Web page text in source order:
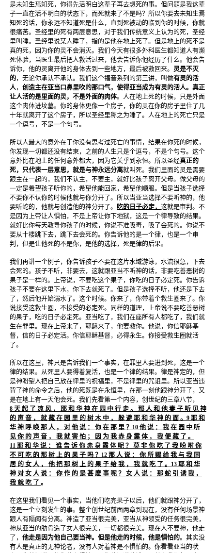
是未知生焉知死，你得先活明白这辈子再去想死的事。但问题是我这辈
子一直在活不明白的状态下，而死就来了不是吗？所以你要去未知生焉
知死的话，你永远不知道死是什么，直到死被动的临到你的时候，你就
很痛苦。圣经里的死有两层意思，对于我们传统意义上认为的死，圣经
里叫睡。圣经里说某人睡了，指的是他在地上死了。但是地上的死不是
真的死，因为你的灵不会消灭。我们今天有很多外科医生都知道人有濒
死体验，当医生最后把人救活过来，他会告诉你他经历了什么。他会告
诉你，他的灵离开他的身体去到一些地方，最后被救回来。 灵是不灭
的，无论你承认不承认。我们这个福音系列的第三讲，叫做有灵的活
人， 创造主在亚当口鼻里吹的那口气，使得亚当成为有灵的活人。真正
让人活的是里面的灵，不是外面的肉体。人在地上死的时候，只是外面
这个肉体进坟墓。你的身体更像一个房子，你的灵在你的房子里住了几
十年就离开了这个房子，所以圣经里称之为睡了。人在地上的死亡只是
一个逗号，不是一个句号。
所以人最大的意外在于你没有思考过死亡的事情，结果在你死的时候，
你发现一切都还没有结束，之前的人生只是个逗号，不是个句号。这个
意外比在地上的任何意外都大，因为它关乎到永恒。所以圣经真正的
死，只代表一层意思，就是与神永远分离就叫死。我们里面的灵是需要
跟主在一起的，我们不认主，不要主，就好比孩子离开父母。做父母的
一定是希望孩子听你的，希望他能回家，希望他顺服。但是当孩子选择
不要你不认你的时候他就与你分开了。所以当亚当选择不要听神的，他
要听蛇的，他就与创造他的神分开了。 吃的日子必定， 这就是审判。不
是因为上帝让人惧怕，不是上帝让你下地狱，这是一个律导致的结果。
就好比你每天教导你孩子的时候，你说不准吸毒，吸了会死的。你说不
要从十楼跳下去，跳下去会死的。你告诉他的是一个律，也是一个审
判，但是让他死的不是你，是他的选择，死是律的后果。
我们再讲一个例子，你告诉孩子不要在这片水域游泳，水流很急，下去
会死的。孩子不听，非要去，这就跟亚当不听神的话，非要吃善恶树的
果子是一样的。上帝说，不要吃这个果子，你吃的日子必定死。你告诉
孩子不要在这里下水，你下去就死了。但是孩子选择不听，他还是下去
了，然后他开始溺水了。这个时候。你来了，你带着个救生圈来了。你
说接受这救生圈，不接受的必定死。同样的道理，上帝说不要吃善恶树
的果子，吃的日子必定死。亚当吃了，我们在座所有人都吃了，我们就
生在罪里。现在上帝来了，耶稣来了，他要救你。他说，你信耶稣基
督，信的日子必定活。你信耶稣基督，必得永生。你接受救生圈就活
了。
所以在这里，神只是告诉我们一个事实，在罪里人要进到死，这是一个
律的结果。从死里人要得着复活，也是一个律的结果。律是神定的，但
是神盼望人把自己放在律里的祝福里，不是律里的咒诅里。所以亚当违
背了神的命令之后，他的死既是在永恒里，在那一刻他跟神分开了，又
是在地上有一天他会死。我们先看第一个内容，创世纪的三章八节，
8 天 起 了 凉 风 ， 耶 和 华 神 在 园 中 行 走 。 那 人 和 他 妻 子 听 见 神
的 声 音 ， 就 藏 在 园 里 的 树 木 中 ， 躲 避 耶 和 华 神 的 面 。 9 耶 和
华 神 呼 唤 那 人 ， 对 他 说 ： 你 在 那 里 ？ 10 他 说 ： 我 在 园 中 听
见 你 的 声 音 ， 我 就 害 怕 ； 因 为 我 赤 身 露 体 ， 我 便 藏 了 。
11 耶 和 华 说 ： 谁 告 诉 你 赤 身 露 体 呢 ？ 莫 非 你 吃 了 我 吩 咐 你
不 可 吃 的 那 树 上 的 果 子 吗 ？ 12 那 人 说 ： 你 所 赐 给 我 与 我 同
居 的 女 人 ， 他 把 那 树 上 的 果 子 给 我 ， 我 就 吃 了 。
13 耶 和 华
神 对 女 人 说 ： 你 作 的 是 甚 麽 事 呢 ？ 女 人 说 ： 那 蛇 引 诱 我 ，
我 就 吃 了 。
在这里我们看见一个事实，当他们吃完果子以后，他们就跟神分开了，
这是一个立刻发生的事。整个创世纪前面两章到现在，没有任何场景神
跟人有隔阂有分离。神造了亚当很完美，亚当从神领受的任务很完美，
神从亚当的肋骨造了女人很完美，一切都很完美。现在人不要神，他走
了， 他走是因为他自己要当神。但是他走的时候，他是惧怕的。其实没
有人是真正的无神论者，没有人对着神是不惧怕的。你看看亚当的状